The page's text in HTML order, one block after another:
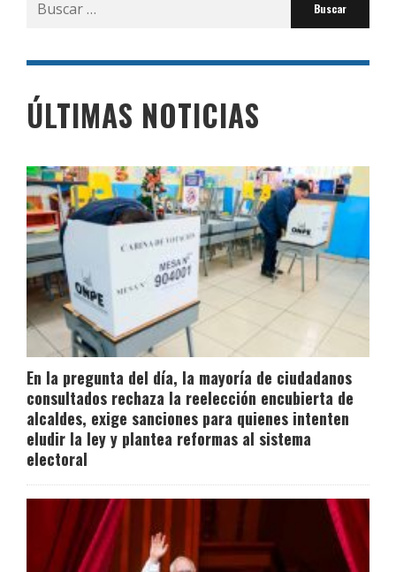
por:
ÚLTIMAS NOTICIAS
En la pregunta del día, la mayoría de ciudadanos
consultados rechaza la reelección encubierta de
alcaldes, exige sanciones para quienes intenten
eludir la ley y plantea reformas al sistema
electoral